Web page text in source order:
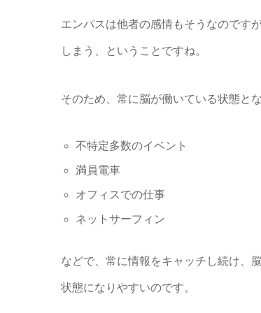
エンパスは他者の感情もそうなのです
しまう、ということですね。
そのため、常に脳が働いている状態と
不特定多数のイベント
満員電車
オフィスでの仕事
ネットサーフィン
などで、常に情報をキャッチし続け、
状態になりやすいのです。